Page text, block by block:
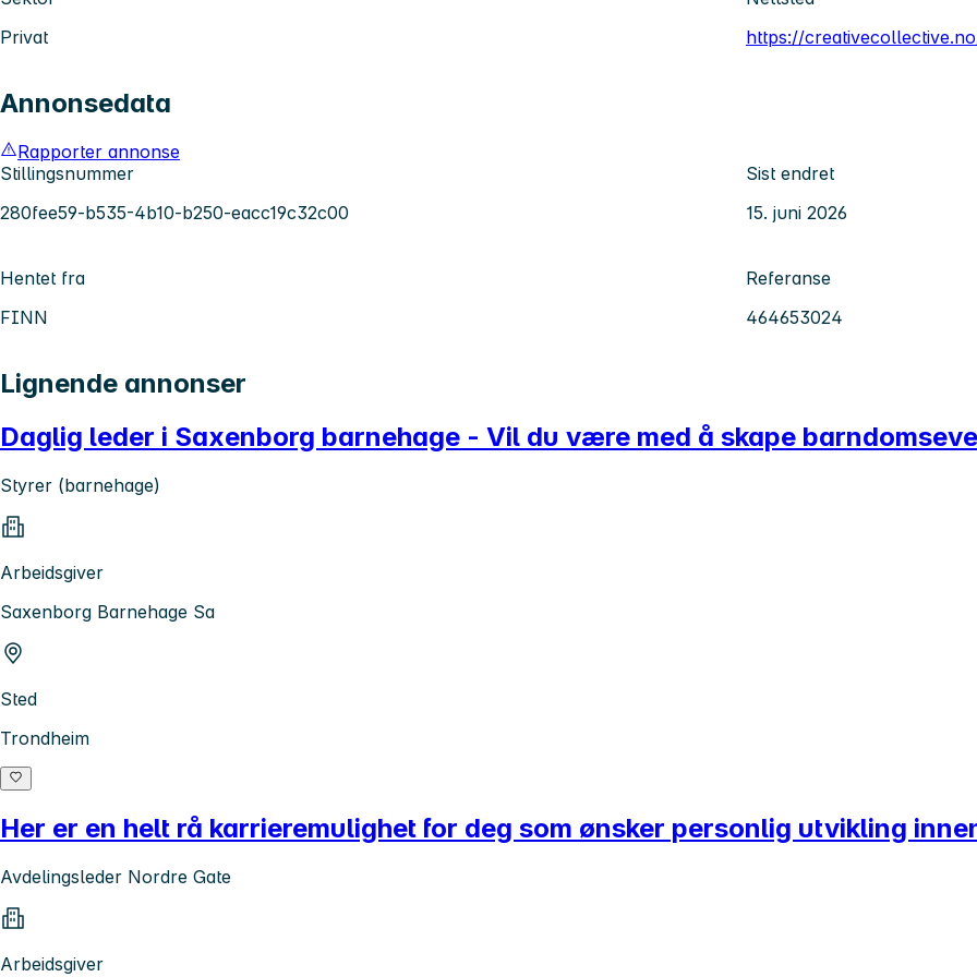
Privat
https://
Annonsedata
Rapporter annonse
Stillingsnummer
280fee59-b535-4b10-b250-eacc19c32c00
Sist endret
15. juni 2026
Hentet fra
FINN
Referanse
464653024
Lignende annonser
Daglig leder i Saxenborg barnehage - Vil du være med å skape
Styrer (barnehage)
Arbeidsgiver
Saxenborg Barnehage Sa
Sted
Trondheim
Her er en helt rå karrieremulighet for deg som ønsker personlig utvikling
Avdelingsleder Nordre Gate
Arbeidsgiver